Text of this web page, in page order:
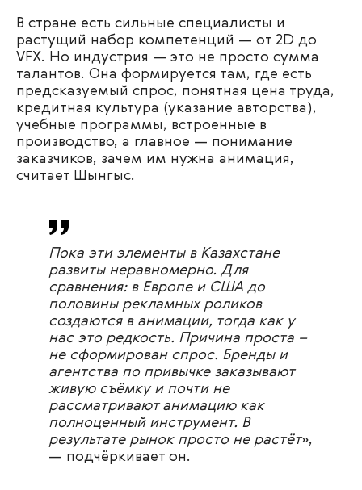
В стране есть сильные специалисты и
растущий набор компетенций — от 2D до
VFX. Но индустрия — это не просто сумма
талантов. Она формируется там, где есть
предсказуемый спрос, понятная цена труда,
кредитная культура (указание авторства),
учебные программы, встроенные в
производство, а главное — понимание
заказчиков, зачем им нужна анимация,
считает Шынгыс.
Пока эти элементы в Казахстане
развиты неравномерно. Для
сравнения: в Европе и США до
половины рекламных роликов
создаются в анимации, тогда как у
нас это редкость. Причина проста –
не сформирован спрос. Бренды и
агентства по привычке заказывают
живую съёмку и почти не
рассматривают анимацию как
полноценный инструмент. В
результате рынок просто не растёт»,
— подчёркивает он.